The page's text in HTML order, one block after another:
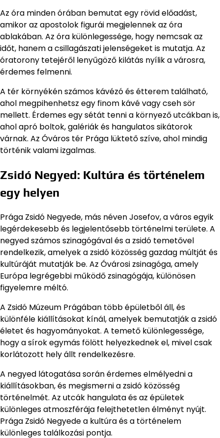
Az óra minden órában bemutat egy rövid előadást,
amikor az apostolok figurái megjelennek az óra
ablakában. Az óra különlegessége, hogy nemcsak az
időt, hanem a csillagászati jelenségeket is mutatja. Az
óratorony tetejéről lenyűgöző kilátás nyílik a városra,
érdemes felmenni.
A tér környékén számos kávézó és étterem található,
ahol megpihenhetsz egy finom kávé vagy cseh sör
mellett. Érdemes egy sétát tenni a környező utcákban is,
ahol apró boltok, galériák és hangulatos sikátorok
várnak. Az Óváros tér Prága lüktető szíve, ahol mindig
történik valami izgalmas.
Zsidó Negyed: Kultúra és történelem
egy helyen
Prága Zsidó Negyede, más néven Josefov, a város egyik
legérdekesebb és legjelentősebb történelmi területe. A
negyed számos szinagógával és a zsidó temetővel
rendelkezik, amelyek a zsidó közösség gazdag múltját és
kultúráját mutatják be. Az Óvárosi zsinagóga, amely
Európa legrégebbi működő zsinagógája, különösen
figyelemre méltó.
A Zsidó Múzeum Prágában több épületből áll, és
különféle kiállításokat kínál, amelyek bemutatják a zsidó
életet és hagyományokat. A temető különlegessége,
hogy a sírok egymás fölött helyezkednek el, mivel csak
korlátozott hely állt rendelkezésre.
A negyed látogatása során érdemes elmélyedni a
kiállításokban, és megismerni a zsidó közösség
történelmét. Az utcák hangulata és az épületek
különleges atmoszférája felejthetetlen élményt nyújt.
Prága Zsidó Negyede a kultúra és a történelem
különleges találkozási pontja.